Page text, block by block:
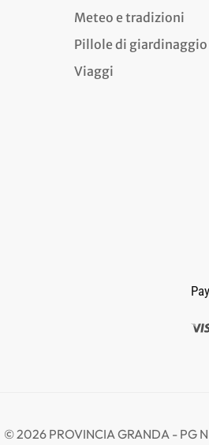
Meteo e tradizioni
Pillole di giardinaggio
Viaggi
© 2026 PROVINCIA GRANDA - PG